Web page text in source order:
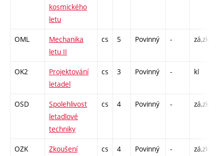
kosmického
letu
OML
Mechanika
letu II
cs 5 Povinný - zá,zk
OK2
Projektování
letadel
cs 3 Povinný - kl
OSD
Spolehlivost
letadlové
techniky
cs 4 Povinný - zá,zk
OZK
Zkoušení
cs 4 Povinný - zá,zk